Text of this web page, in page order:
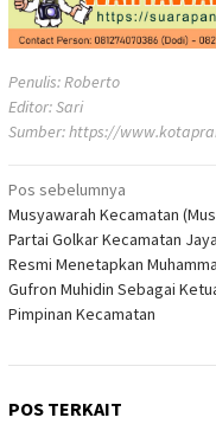
Penulis: Roberto
Editor: Sari
Sumber:https://
Navigasi
pos
Pos sebelumnya
Musyawarah Kecamatan
Partai Golkar Kecamatan
Resmi Menetapkan
Gufron Muhidin Sebagai
Pimpinan Kecamatan
POS TERKAIT